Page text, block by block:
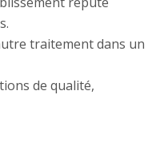
traitement dans un
de qualité,